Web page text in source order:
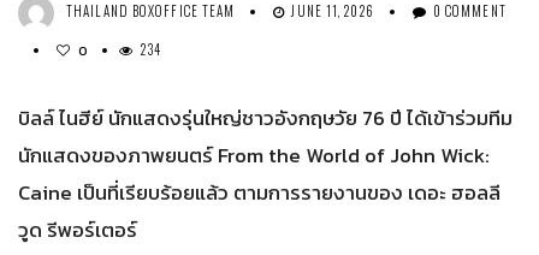
THAILAND BOXOFFICE TEAM JUNE 11, 2026 0 COMMENT
0 234
บิลล์ ไนฮีย์ นักแสดงรุ่นใหญ่ชาวอังกฤษวัย 76 ปี ได้เข้าร่วมทีม
นักแสดงของภาพยนตร์ From the World of John Wick:
Caine เป็นที่เรียบร้อยแล้ว ตามการรายงานของ เดอะ ฮอลลี
วูด รีพอร์เตอร์